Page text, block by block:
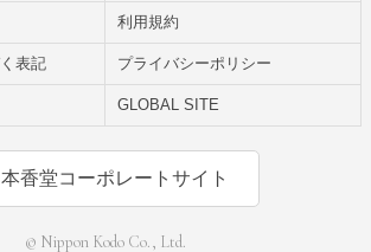
利用規約
表記 プライバシーポリシー
GLOBAL SITE
本香堂コーポレートサイト
© Nippon Kodo Co., Ltd.